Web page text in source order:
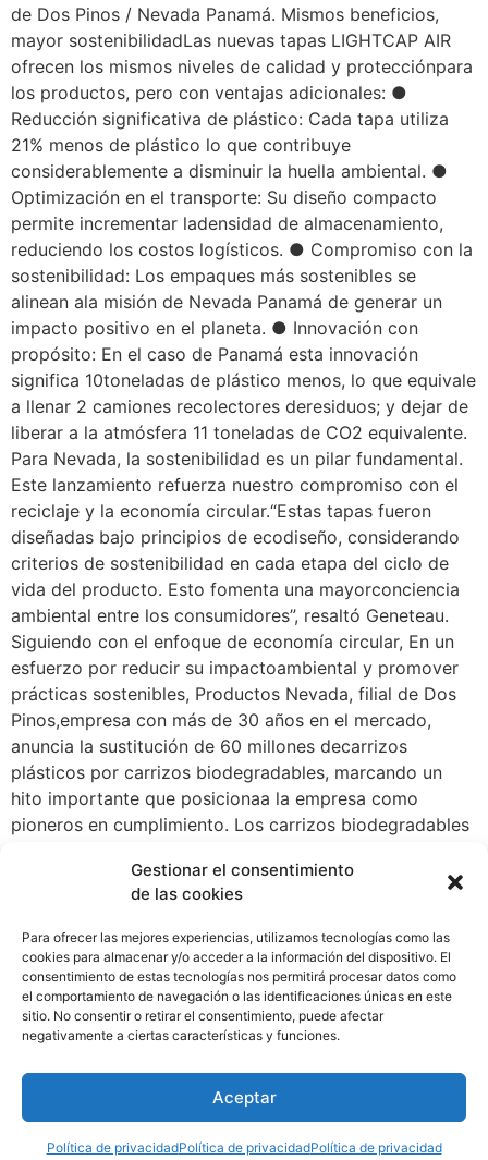
Gestionar el consentimiento
de las cookies
Para ofrecer las mejores experiencias, utilizamos tecnologías como las
cookies para almacenar y/o acceder a la información del dispositivo. El
consentimiento de estas tecnologías nos permitirá procesar datos como
el comportamiento de navegación o las identificaciones únicas en este
sitio. No consentir o retirar el consentimiento, puede afectar
negativamente a ciertas características y funciones.
Aceptar
Política de privacidadPolítica de privacidadPolítica de privacidad
de Dos Pinos / Nevada Panamá. Mismos beneficios,
mayor sostenibilidadLas nuevas tapas LIGHTCAP AIR
ofrecen los mismos niveles de calidad y protecciónpara
los productos, pero con ventajas adicionales: ●
Reducción significativa de plástico: Cada tapa utiliza
21% menos de plástico lo que contribuye
considerablemente a disminuir la huella ambiental. ●
Optimización en el transporte: Su diseño compacto
permite incrementar ladensidad de almacenamiento,
reduciendo los costos logísticos. ● Compromiso con la
sostenibilidad: Los empaques más sostenibles se
alinean ala misión de Nevada Panamá de generar un
impacto positivo en el planeta. ● Innovación con
propósito: En el caso de Panamá esta innovación
significa 10toneladas de plástico menos, lo que equivale
a llenar 2 camiones recolectores deresiduos; y dejar de
liberar a la atmósfera 11 toneladas de CO2 equivalente.
Para Nevada, la sostenibilidad es un pilar fundamental.
Este lanzamiento refuerza nuestro compromiso con el
reciclaje y la economía circular.“Estas tapas fueron
diseñadas bajo principios de ecodiseño, considerando
criterios de sostenibilidad en cada etapa del ciclo de
vida del producto. Esto fomenta una mayorconciencia
ambiental entre los consumidores”, resaltó Geneteau.
Siguiendo con el enfoque de economía circular, En un
esfuerzo por reducir su impactoambiental y promover
prácticas sostenibles, Productos Nevada, filial de Dos
Pinos,empresa con más de 30 años en el mercado,
anuncia la sustitución de 60 millones decarrizos
plásticos por carrizos biodegradables, marcando un
hito importante que posicionaa la empresa como
pioneros en cumplimiento. Los carrizos biodegradables
leches saborizadas de 180 y 200 ml, Tetra Pak. Esta
iniciativa no solo cumple con Ley187, del 2 de diciembre
de 2020, sino que también responde a las demandas de
losconsumidores en contribuir con la preservación del
planeta para las futuras generaciones. Con la
sustitución del plástico por carrizos biodegradables, se
genera un ahorro de 163 toneladas de CO2 anual
18.000galones de gasolina o lo que se necesitaría para
cargar 19.700.000 teléfonos inteligentes.